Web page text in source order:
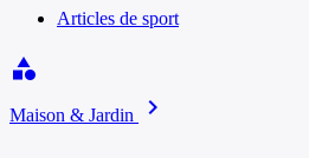
Articles de sport
category
Maison & Jardin chevron_right